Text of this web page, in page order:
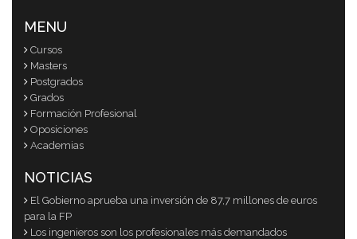
MENU
Cursos
Masters
Postgrados
Grados
Formación Profesional
Oposiciones
Academias
NOTICIAS
El Gobierno aprueba una inversión de 87,7 millones de euros
para la FP
Los ingenieros son los profesionales más demandados